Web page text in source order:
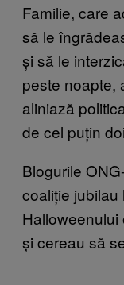
Familie, care
să le
și să le
peste noapte,
aliniază
de cel puțin
Blogurile
coaliție
și cereau să